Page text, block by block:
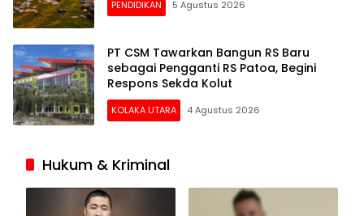
PENDIDIKAN 5 Agustus 2026
PT CSM Tawarkan Bangun RS Baru
sebagai Pengganti RS Patoa, Begini
Respons Sekda Kolut
KOLAKA UTARA 4 Agustus 2026
Hukum & Kriminal